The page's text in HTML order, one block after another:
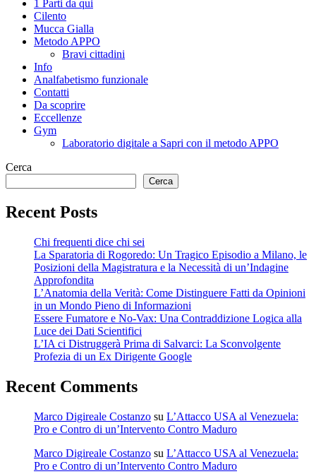
1 Parti da qui
Cilento
Mucca Gialla
Metodo APPO
Bravi cittadini
Info
Analfabetismo funzionale
Contatti
Da scoprire
Eccellenze
Gym
Laboratorio digitale a Sapri con il metodo APPO
Cerca
Cerca
Recent Posts
Chi frequenti dice chi sei
La Sparatoria di Rogoredo: Un Tragico Episodio a Milano, le
Posizioni della Magistratura e la Necessità di un’Indagine
Approfondita
L’Anatomia della Verità: Come Distinguere Fatti da Opinioni
in un Mondo Pieno di Informazioni
Essere Fumatore e No-Vax: Una Contraddizione Logica alla
Luce dei Dati Scientifici
L’IA ci Distruggerà Prima di Salvarci: La Sconvolgente
Profezia di un Ex Dirigente Google
Recent Comments
Marco Digireale Costanzo su L’Attacco USA al Venezuela:
Pro e Contro di un’Intervento Contro Maduro
Marco Digireale Costanzo su L’Attacco USA al Venezuela:
Pro e Contro di un’Intervento Contro Maduro